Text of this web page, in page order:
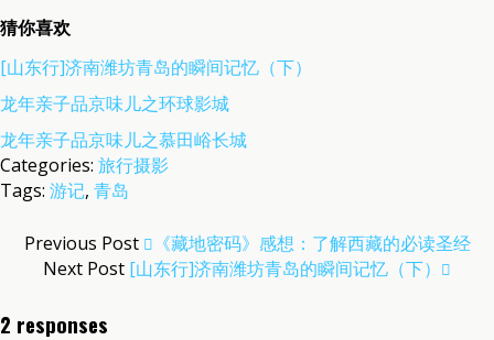
猜你喜欢
[山东行]济南潍坊青岛的瞬间记忆（下）
龙年亲子品京味儿之环球影城
龙年亲子品京味儿之慕田峪长城
Categories: 旅行摄影
Tags: 游记, 青岛
Previous Post
《藏地密码》感想：了解西藏的必读圣经
Next Post [山东行]济南潍坊青岛的瞬间记忆（下）
2 responses